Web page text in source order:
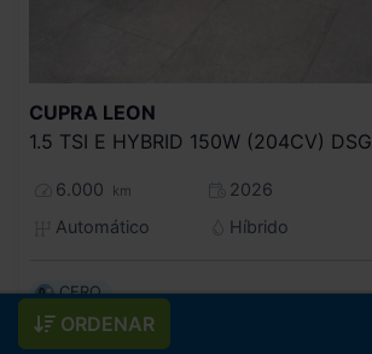
ORDENAR
CUPRA LEON
1.5 TSI E HYBRID 150W (204CV) DSG
6.000 km
2026
Automático
Híbrido
CERO